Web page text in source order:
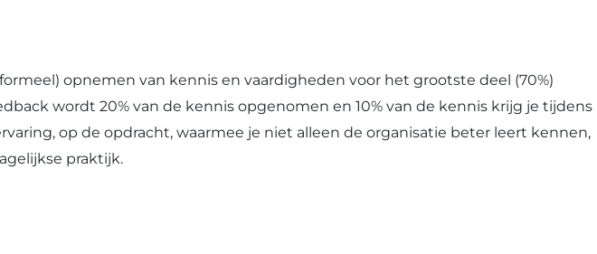
opnemen van kennis en vaardigheden voor het grootste deel (70%)
wordt 20% van de kennis opgenomen en 10% van de kennis krijg je tijdens
op de opdracht, waarmee je niet alleen de organisatie beter leert kennen,
praktijk.